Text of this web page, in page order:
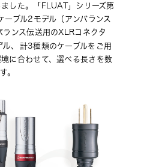
した。「FLUAT」シリーズ第
ーブル2モデル（アンバランス
ンス伝送用のXLRコネクタ
、 計3種類のケーブルをご用
に合わせて、選べる長さを数
。